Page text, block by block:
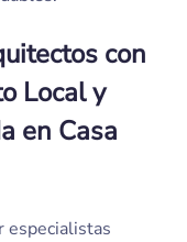
con
Local y
en Casa
especialistas